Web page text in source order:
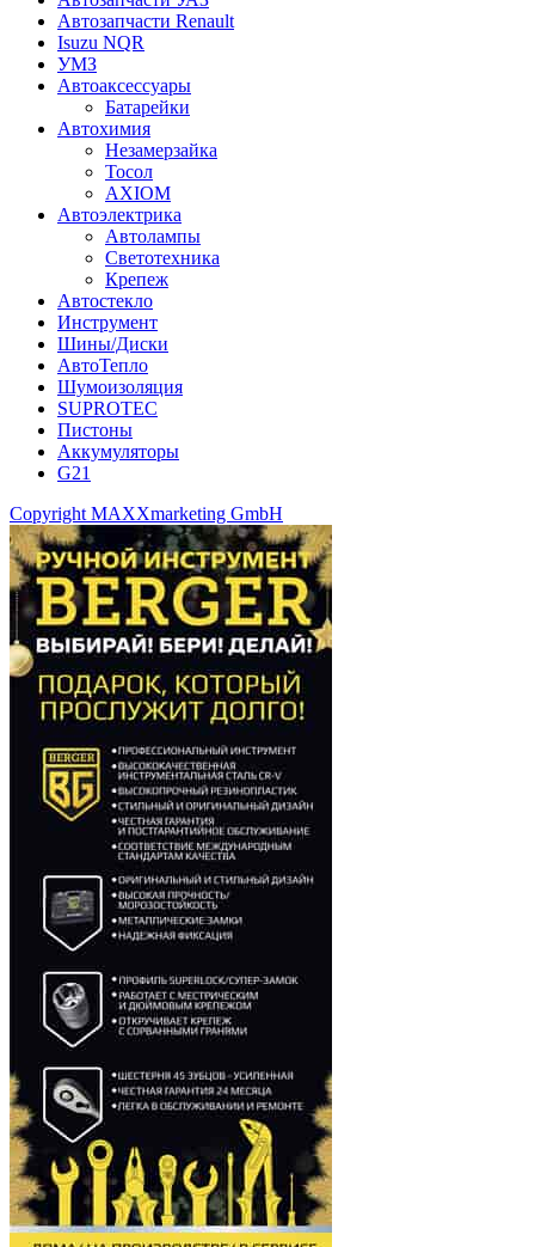
Автозапчасти Renault
Isuzu NQR
УМЗ
Автоаксессуары
Батарейки
Автохимия
Незамерзайка
Тосол
AXIOM
Автоэлектрика
Автолампы
Светотехника
Крепеж
Автостекло
Инструмент
Шины/Диски
АвтоТепло
Шумоизоляция
SUPROTEC
Пистоны
Аккумуляторы
G21
Copyright MAXXmarketing GmbH